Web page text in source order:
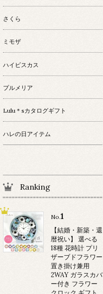
さくら
ミモザ
ハイビスカス
プルメリア
Lulu＊sカタログギフト
ハレの日アイテム
Ranking
No.1
【結婚・新築・還
暦祝い】 選べる
18種 花時計 プリ
ザーブドフラワー
置き掛け兼用
2WAY ガラスカバ
ー付き フラワー